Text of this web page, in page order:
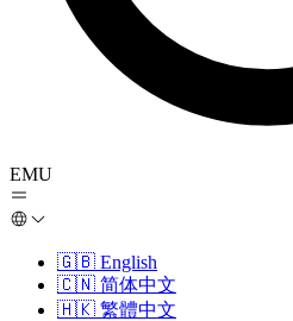
EMU
🇬🇧 English
🇨🇳 简体中文
🇭🇰 繁體中文